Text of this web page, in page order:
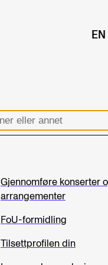
EN
Gjennomføre konserter
arrangementer
FoU-formidling
Tilsettprofilen din